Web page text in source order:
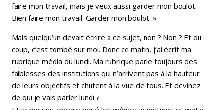
faire mon travail, mais je veux aussi garder mon boulot.
Bien faire mon travail. Garder mon boulot. »
Mais quelqu’un devait écrire à ce sujet, non ? Non ? Et du
coup, c’est tombé sur moi. Donc ce matin, j’ai écrit ma
rubrique média du lundi. Ma rubrique parle toujours des
faiblesses des institutions qui n’arrivent pas à la hauteur
de leurs objectifs et chutent à la vue de tous. Et devinez
de qui je vais parler lundi ?